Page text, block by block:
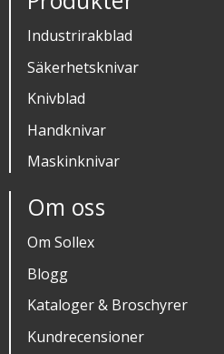
Industrirakblad
Säkerhetsknivar
Knivblad
Handknivar
Maskinknivar
Om oss
Om Sollex
Blogg
Kataloger & Broschyrer
Kundrecensioner